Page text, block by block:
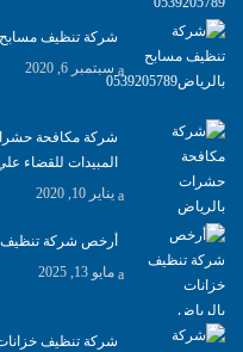
شركة تنظيف مسابح
سبتمبر 6, 2020
المبيدات للقضاء
يناير 10, 2020
أرخص شركة تنظيف
مايو 13, 2025
شركة تنظيف